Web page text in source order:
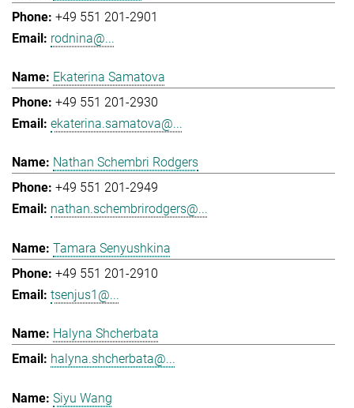
+49 551 201-2901
rodnina@...
Ekaterina Samatova
+49 551 201-2930
ekaterina.samatova@...
Nathan Schembri Rodgers
+49 551 201-2949
nathan.schembrirodgers@...
Tamara Senyushkina
+49 551 201-2910
tsenjus1@...
Halyna Shcherbata
halyna.shcherbata@...
Siyu Wang